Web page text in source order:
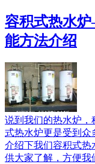
容积式热水
能方法介绍
说到我们的热水炉，
式热水炉更是受到众
介绍下我们容积式热
供大家了解，方便我